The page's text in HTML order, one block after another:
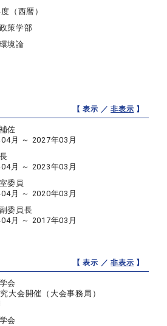
（西暦）
策学部
境論
【 表示 ／非表示 】
佐
月 ～ 2027年03月
月 ～ 2023年03月
委員
月 ～ 2020年03月
委員長
月 ～ 2017年03月
【 表示 ／非表示 】
会
大会開催（大会事務局）
会